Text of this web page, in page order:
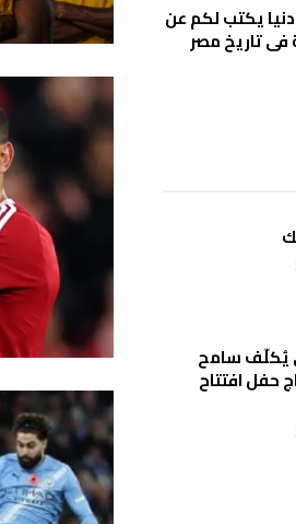
يكتب لكم عن
ساعة فى تاريخ مصر
يُكلّف سامح
حفل افتتاح